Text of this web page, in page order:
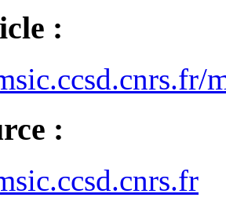
:
: